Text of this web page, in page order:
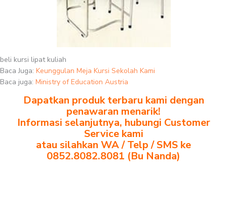
beli kursi lipat kuliah
Baca Juga: Keunggulan Meja Kursi Sekolah Kami
Baca juga: Ministry of Education Austria
Dapatkan produk terbaru kami dengan
penawaran menarik!
Informasi selanjutnya, hubungi Customer
Service kami
atau silahkan WA / Telp / SMS ke
0852.8082.8081 (Bu Nanda)